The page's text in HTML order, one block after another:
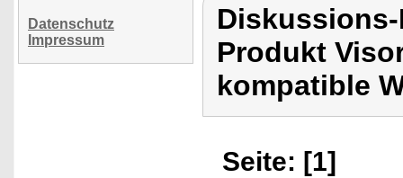
Datenschutz
Impressum
Produkt
kompatible
Seite: [1]